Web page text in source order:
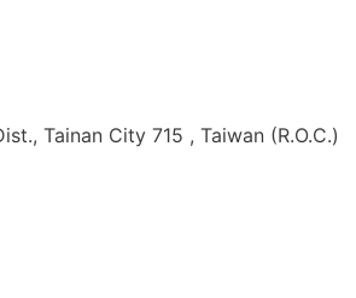
Tainan City 715 , Taiwan (R.O.C.)